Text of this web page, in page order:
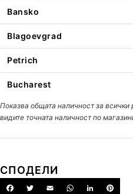
Bansko
Blagoevgrad
Petrich
Bucharest
Показва общата наличност за
видите точната наличност по
СПОДЕЛИ